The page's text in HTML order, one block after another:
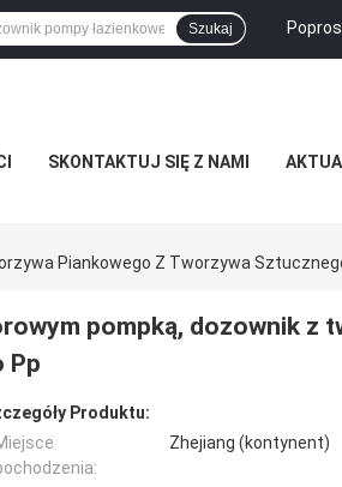
Szukaj
SKONTAKTUJ SIĘ Z NAMI
Piankowego Z Tworzywa
pompką, dozownik z
Pp
Produktu:
Zhejiang (kontynent)